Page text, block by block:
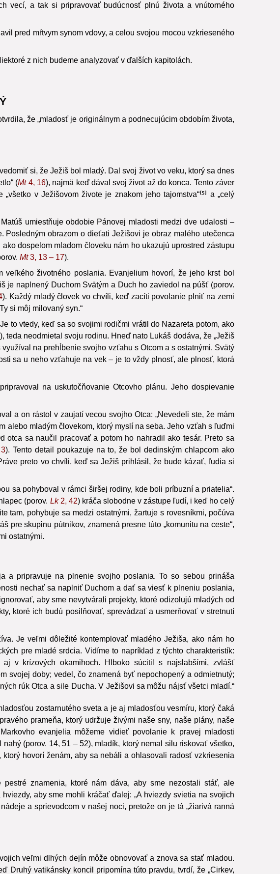
vecí, a tak si pripravovať budúcnosť plnú života a vnútorného
pred mŕtvym synom vdovy, a celou svojou mocou vzkrieseného
z nich budeme analyzovať v ďalších kapitolách.
že „mladosť je originálnym a podnecujúcim obdobím života,
si, že Ježiš bol mladý. Dal svoj život vo veku, ktorý sa dnes
(Mt4, 16), najmä keď dával svoj život až do konca. Tento záver
v Ježišovom živote je znakom jeho tajomstva“ 5
a „celý
umiestňuje obdobie Pánovej mladosti medzi dve udalosti –
obrazom o dieťati Ježišovi je obraz malého utečenca
dospelom mladom človeku nám ho ukazujú uprostred zástupu
Mt3, 13 – 17).
životného poslania. Evanjelium hovorí, že jeho krst bol
je naplnený Duchom Svätým a Duch ho zaviedol na púšť (porov.
). Každý mladý človek vo chvíli, keď zacíti povolanie plniť na zemi
si môj milovaný syn.“
to vtedy, keď sa so svojimi rodičmi vrátil do Nazareta potom, ako
), teda neodmietal svoju rodinu. Hneď nato Lukáš dodáva, že „Ježiš
na prehĺbenie svojho vzťahu s Otcom a s ostatnými. Svätý
sa u neho vzťahuje na vek – je to vždy plnosť, ale plnosť, ktorá
na uskutočňovanie Otcovho plánu. Jeho dospievanie
a on rástol v zaujatí vecou svojho Otca: „Nevedeli ste, že mám
alebo mladým človekom, ktorý myslí na seba. Jeho vzťah s ľuďmi
otca sa naučil pracovať a potom ho nahradil ako tesár. Preto sa
). Tento detail poukazuje na to, že bol dedinským chlapcom ako
preto vo chvíli, keď sa Ježiš prihlásil, že bude kázať, ľudia si
sa pohyboval v rámci širšej rodiny, kde boli príbuzní a priatelia“.
(porov. Lk2, 42) kráča slobodne v zástupe ľudí, i keď ho celý
tam, pohybuje sa medzi ostatnými, žartuje s rovesníkmi, počúva
pre skupinu pútnikov, znamená presne túto „komunitu na ceste“,
ostatnými.
a pripravuje na plnenie svojho poslania. To so sebou prináša
nechať sa naplniť Duchom a dať sa viesť k plneniu poslania,
aby sme nevytvárali projekty, ktoré odizolujú mladých od
ktoré ich budú posilňovať, sprevádzať a usmerňovať v stretnutí
Je veľmi dôležité kontemplovať mladého Ježiša, ako nám ho
pre mladé srdcia. Vidíme to napríklad z týchto charakteristík:
v krízových okamihoch. Hlboko súcitil s najslabšími, zvlášť
svojej doby; vedel, čo znamená byť nepochopený a odmietnutý;
rúk Otca a sile Ducha. V Ježišovi sa môžu nájsť všetci mladí.“
zostarnutého sveta a je aj mladosťou vesmíru, ktorý čaká
prameňa, ktorý udržuje živými naše sny, naše plány, naše
evanjelia môžeme vidieť povolanie k pravej mladosti
(porov. 14, 51 – 52), mladík, ktorý nemal silu riskovať všetko,
hovorí ženám, aby sa nebáli a ohlasovali radosť vzkriesenia
znamenia, ktoré nám dáva, aby sme nezostali stáť, ale
aby sme mohli kráčať ďalej: „A hviezdy svietia na svojich
a sprievodcom v našej noci, pretože on je tá „žiarivá ranná
veľmi dlhých dejín môže obnovovať a znova sa stať mladou.
vatikánsky koncil pripomína túto pravdu, tvrdí, že „Cirkev,